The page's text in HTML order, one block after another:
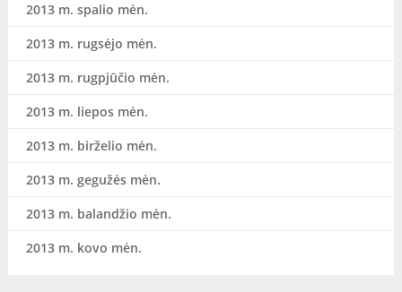
2013 m. spalio mėn.
2013 m. rugsėjo mėn.
2013 m. rugpjūčio mėn.
2013 m. liepos mėn.
2013 m. birželio mėn.
2013 m. gegužės mėn.
2013 m. balandžio mėn.
2013 m. kovo mėn.